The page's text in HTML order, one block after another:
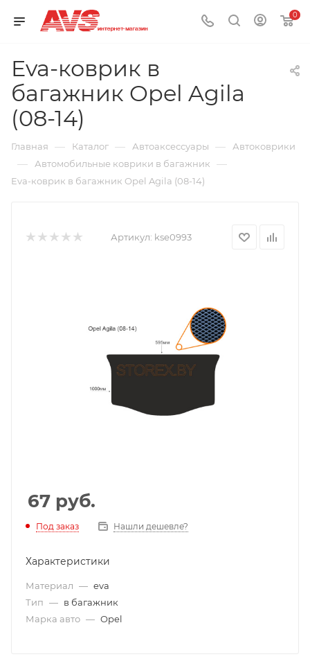
0
Eva-коврик в
багажник Opel Agila
(08-14)
Главная — Каталог — Автоаксессуары — Автоковрики
— Автомобильные коврики в багажник —
Eva-коврик в багажник Opel Agila (08-14)
Артикул: kse0993
67 руб.
Под заказ Нашли дешевле?
Характеристики
Материал — eva
Тип — в багажник
Марка авто — Opel